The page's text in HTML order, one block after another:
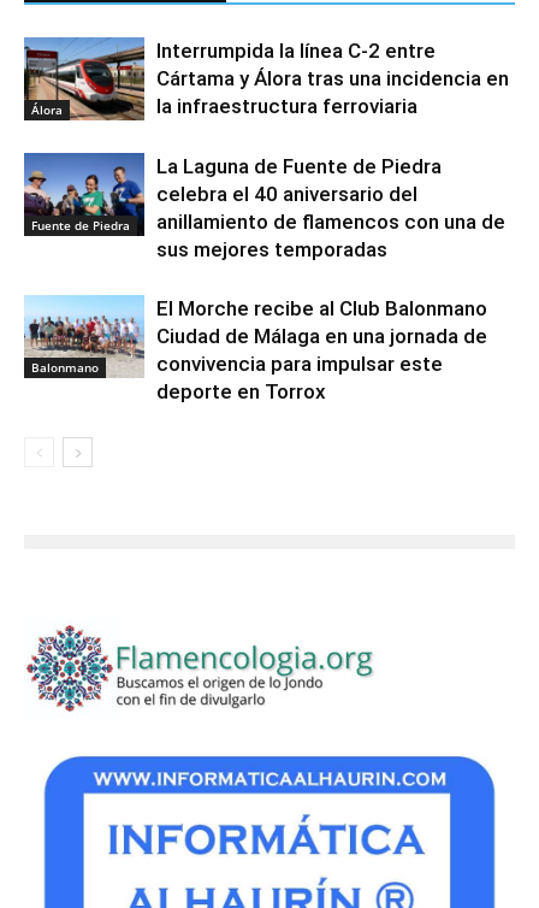
Álora
Interrumpida la línea C-2 entre
Cártama y Álora tras una incidencia en
la infraestructura ferroviaria
Fuente de Piedra
La Laguna de Fuente de Piedra
celebra el 40 aniversario del
anillamiento de flamencos con una de
sus mejores temporadas
Balonmano
El Morche recibe al Club Balonmano
Ciudad de Málaga en una jornada de
convivencia para impulsar este
deporte en Torrox